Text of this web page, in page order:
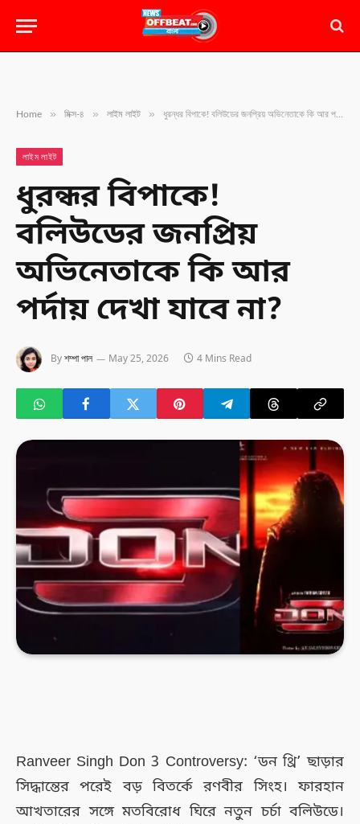
Home » মিক্স-৪ » লাইম লাইট » ধুরন্ধর বিপাকে! বলিউডের জনপ্রিয় অভিনেতাকে কি আর পর্দায় দেখা যাবে না?
লাইম লাইট
ধুরন্ধর বিপাকে!
বলিউডের জনপ্রিয়
অভিনেতাকে কি আর
পর্দায় দেখা যাবে না?
Byশম্পা পাল May 25, 2026 4 Mins Read
Ranveer Singh Don 3 Controversy: ‘ডন থ্রি’ ছাড়ার
সিদ্ধান্তের পরেই বড় বিতর্কে রণবীর সিংহ। ফারহান
আখতারের সঙ্গে মতবিরোধ ঘিরে নতুন চর্চা বলিউডে।